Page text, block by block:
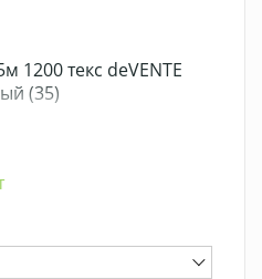
1200 текс deVENTE
(35)